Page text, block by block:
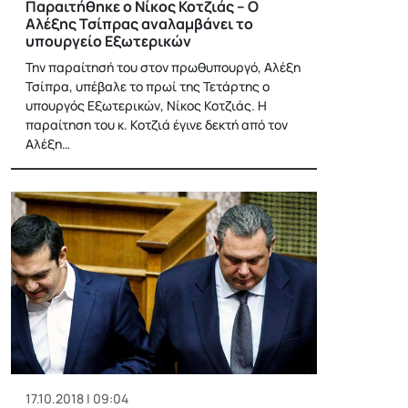
Παραιτήθηκε ο Νίκος Κοτζιάς – Ο
Αλέξης Τσίπρας αναλαμβάνει το
υπουργείο Εξωτερικών
Την παραίτησή του στον πρωθυπουργό, Αλέξη
Τσίπρα, υπέβαλε το πρωί της Τετάρτης ο
υπουργός Εξωτερικών, Νίκος Κοτζιάς. Η
παραίτηση του κ. Κοτζιά έγινε δεκτή από τον
Αλέξη…
17.10.2018 | 09:04